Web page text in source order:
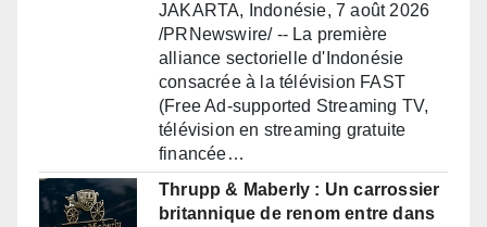
JAKARTA, Indonésie, 7 août 2026
/PRNewswire/ -- La première
alliance sectorielle d'Indonésie
consacrée à la télévision FAST
(Free Ad-supported Streaming TV,
télévision en streaming gratuite
financée…
Thrupp & Maberly : Un carrossier
britannique de renom entre dans